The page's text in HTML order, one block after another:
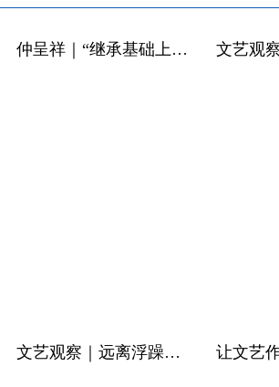
仲呈祥｜“继承基础上的创新”的光辉典范
文艺观察｜远离浮躁创精品